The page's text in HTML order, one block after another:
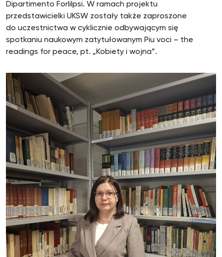
Dipartimento Forlilpsi. W ramach projektu
przedstawicielki UKSW zostały także zaproszone
do uczestnictwa w cyklicznie odbywającym się
spotkaniu naukowym zatytułowanym Piu voci – the
readings for peace, pt. „Kobiety i wojna”.